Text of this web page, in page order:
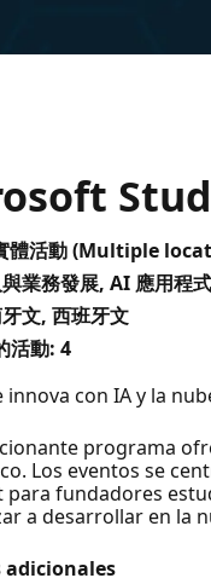
體活動 (Multiple
業務發展, AI 應用程式
文, 西班牙文
活動: 4
innova con IA y la
programa
Los eventos se
fundadores
a desarrollar en la
adicionales